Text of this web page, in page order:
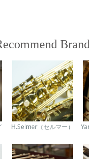
Brand
H.Selmer（セルマー）